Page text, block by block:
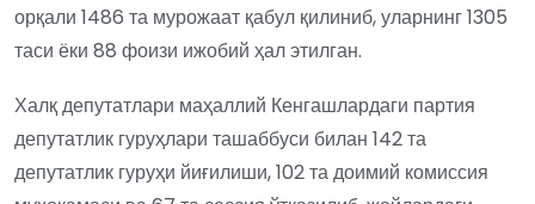
орқали 1486 та мурожаат қабул қилиниб, уларнинг 1305
таси ёки 88 фоизи ижобий ҳал этилган.
Халқ депутатлари маҳаллий Кенгашлардаги партия
депутатлик гуруҳлари ташаббуси билан 142 та
депутатлик гуруҳи йиғилиши, 102 та доимий комиссия